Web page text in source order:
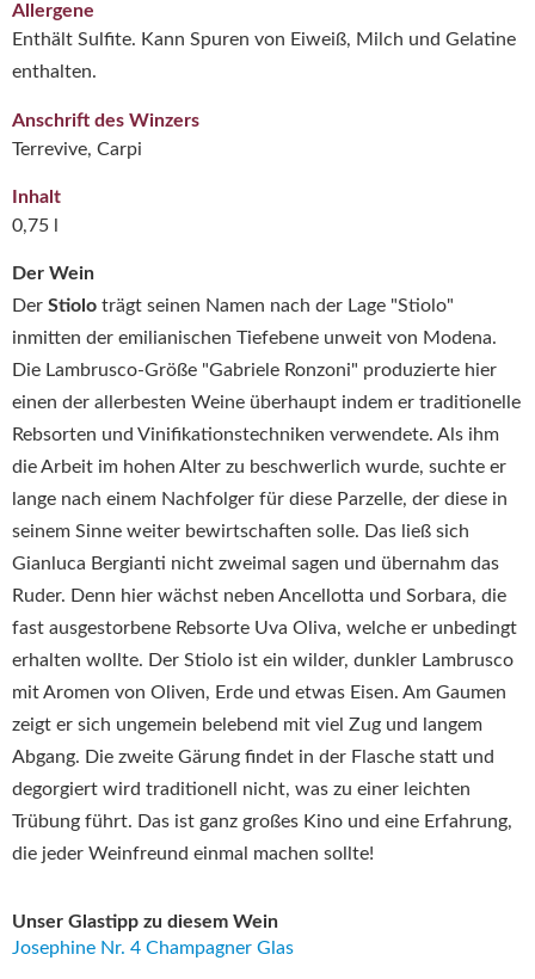
Der Wein
Der Stiolo trägt seinen Namen nach der Lage "Stiolo"
inmitten der emilianischen Tiefebene unweit von Modena.
Die Lambrusco-Größe "Gabriele Ronzoni" produzierte hier
einen der allerbesten Weine überhaupt indem er traditionelle
Rebsorten und Vinifikationstechniken verwendete. Als ihm
die Arbeit im hohen Alter zu beschwerlich wurde, suchte er
lange nach einem Nachfolger für diese Parzelle, der diese in
seinem Sinne weiter bewirtschaften solle. Das ließ sich
Gianluca Bergianti nicht zweimal sagen und übernahm das
Ruder. Denn hier wächst neben Ancellotta und Sorbara, die
fast ausgestorbene Rebsorte Uva Oliva, welche er unbedingt
erhalten wollte. Der Stiolo ist ein wilder, dunkler Lambrusco
mit Aromen von Oliven, Erde und etwas Eisen. Am Gaumen
zeigt er sich ungemein belebend mit viel Zug und langem
Abgang. Die zweite Gärung findet in der Flasche statt und
degorgiert wird traditionell nicht, was zu einer leichten
Trübung führt. Das ist ganz großes Kino und eine Erfahrung,
die jeder Weinfreund einmal machen sollte!
Unser Glastipp zu diesem Wein
Josephine Nr. 4 Champagner Glas
Allergene
Enthält Sulfite. Kann Spuren von Eiweiß, Milch und Gelatine
enthalten.
Anschrift des Winzers
Terrevive, Carpi
Inhalt
0,75 l